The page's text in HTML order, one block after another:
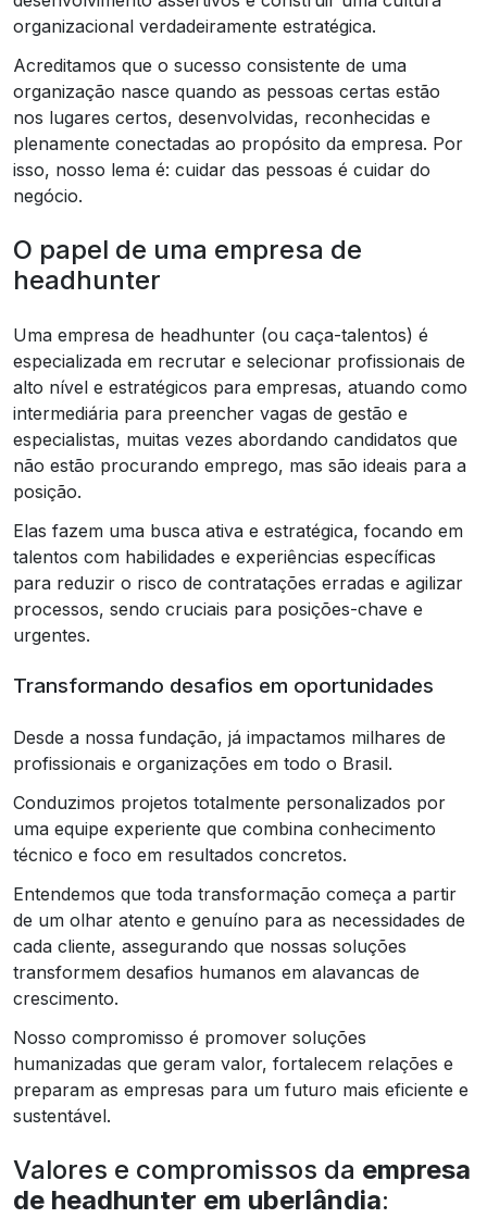
organizacional verdadeiramente estratégica.
Acreditamos que o sucesso consistente de uma
organização nasce quando as pessoas certas estão
nos lugares certos, desenvolvidas, reconhecidas e
plenamente conectadas ao propósito da empresa. Por
isso, nosso lema é: cuidar das pessoas é cuidar do
negócio.
O papel de uma empresa de
headhunter
Uma empresa de headhunter (ou caça-talentos) é
especializada em recrutar e selecionar profissionais de
alto nível e estratégicos para empresas, atuando como
intermediária para preencher vagas de gestão e
especialistas, muitas vezes abordando candidatos que
não estão procurando emprego, mas são ideais para a
posição.
Elas fazem uma busca ativa e estratégica, focando em
talentos com habilidades e experiências específicas
para reduzir o risco de contratações erradas e agilizar
processos, sendo cruciais para posições-chave e
urgentes.
Transformando desafios em oportunidades
Desde a nossa fundação, já impactamos milhares de
profissionais e organizações em todo o Brasil.
Conduzimos projetos totalmente personalizados por
uma equipe experiente que combina conhecimento
técnico e foco em resultados concretos.
Entendemos que toda transformação começa a partir
de um olhar atento e genuíno para as necessidades de
cada cliente, assegurando que nossas soluções
transformem desafios humanos em alavancas de
crescimento.
Nosso compromisso é promover soluções
humanizadas que geram valor, fortalecem relações e
preparam as empresas para um futuro mais eficiente e
sustentável.
Valores e compromissos da empresa
de headhunter em uberlândia: